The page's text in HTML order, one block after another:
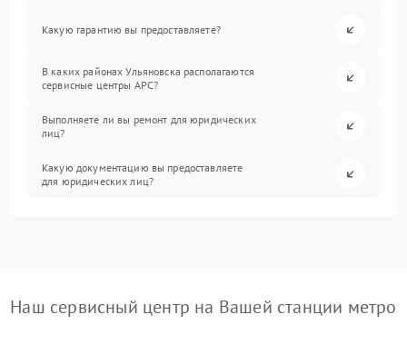
Какую гарантию вы предоставляете?
В каких районах Ульяновска располагаются
сервисные центры APC?
Выполняете ли вы ремонт для юридических
лиц?
Какую документацию вы предоставляете
для юридических лиц?
Наш сервисный центр на Вашей станции метро